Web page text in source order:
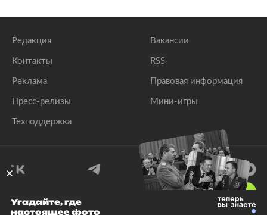
Редакция
Контакты
Реклама
Пресс-релизы
Техподдержка
Вакансии
RSS
Правовая информация
Мини-игры
© 1999–2026 Все права защищены.
Угадайте, где
настоящее фото